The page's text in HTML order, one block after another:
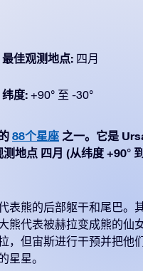
最佳观测地点: 四月
纬度: +90° 至 -30°
88个星座 之一。它是
地点 四月 (从纬度 +90° 到
表熊的后部躯干和尾巴。
熊代表被赫拉变成熊的仙
，但宙斯进行干预并把他
星星。